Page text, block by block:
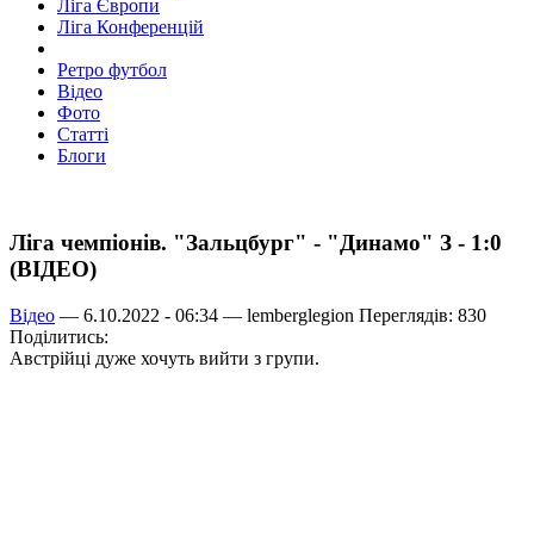
Ліга Європи
Ліга Конференцій
Ретро футбол
Відео
Фото
Статті
Блоги
Ліга чемпіонів. "Зальцбург" - "Динамо" З - 1:0
(ВІДЕО)
Відео — 6.10.2022 - 06:34 — lemberglegion Переглядів: 830
Поділитись:
Австрійці дуже хочуть вийти з групи.